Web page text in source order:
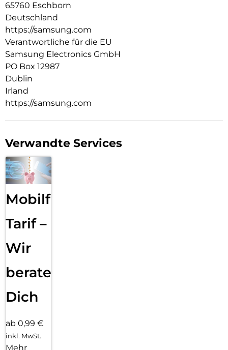
65760 Eschborn
Deutschland
https://samsung.com
Verantwortliche für die EU
Samsung Electronics GmbH
PO Box 12987
Dublin
Irland
https://samsung.com
Verwandte Services
Mobilfunk
Tarif –
Wir
beraten
Dich
ab 0,99 €
inkl. MwSt.
Mehr